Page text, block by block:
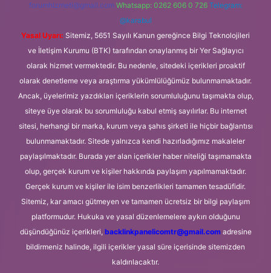
forumhizmeti@gmail.com Whatsapp: 0262 606 0 726 Telegram:
@karabul
Yasal Uyarı: Sitemiz, 5651 Sayılı Kanun gereğince Bilgi Teknolojileri
ve İletişim Kurumu (BTK) tarafından onaylanmış bir Yer Sağlayıcı
olarak hizmet vermektedir. Bu nedenle, sitedeki içerikleri proaktif
olarak denetleme veya araştırma yükümlülüğümüz bulunmamaktadır.
Ancak, üyelerimiz yazdıkları içeriklerin sorumluluğunu taşımakta olup,
siteye üye olarak bu sorumluluğu kabul etmiş sayılırlar. Bu internet
sitesi, herhangi bir marka, kurum veya şahıs şirketi ile hiçbir bağlantısı
bulunmamaktadır. Sitede yalnızca kendi hazırladığımız makaleler
paylaşılmaktadır. Burada yer alan içerikler haber niteliği taşımamakta
olup, gerçek kurum ve kişiler hakkında paylaşım yapılmamaktadır.
Gerçek kurum ve kişiler ile isim benzerlikleri tamamen tesadüfidir.
Sitemiz, kar amacı gütmeyen ve tamamen ücretsiz bir bilgi paylaşım
platformudur. Hukuka ve yasal düzenlemelere aykırı olduğunu
düşündüğünüz içerikleri, backlinkpanelicomtr@gmail.comadresine
bildirmeniz halinde, ilgili içerikler yasal süre içerisinde sitemizden
kaldırılacaktır.